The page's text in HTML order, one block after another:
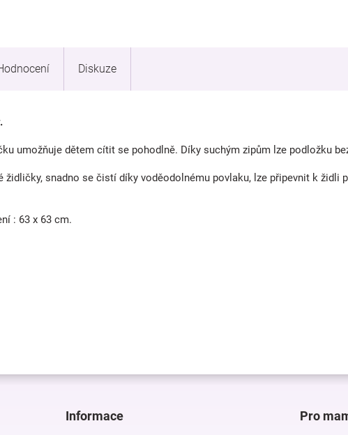
Diskuze
umožňuje dětem cítit se pohodlně. Díky suchým zipům lze podložku
židličky, snadno se čistí díky voděodolnému povlaku, lze připevnit k židli
: 63 x 63 cm.
Informace
Pro